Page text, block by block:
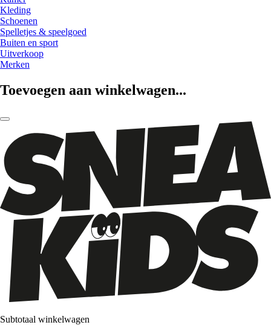
Kleding
Schoenen
Spelletjes & speelgoed
Buiten en sport
Uitverkoop
Merken
Toevoegen aan winkelwagen...
Subtotaal winkelwagen